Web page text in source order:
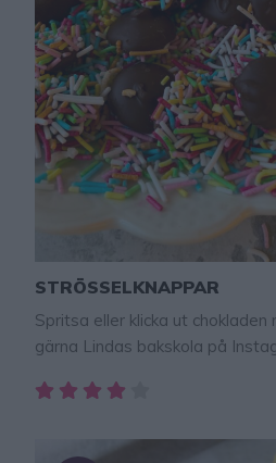
STRÖSSELKNAPPAR
Spritsa eller klicka ut chokladen
gärna Lindas bakskola på
ljuvligt gott godis med bara 2
tänderna! Förvara chokladen i